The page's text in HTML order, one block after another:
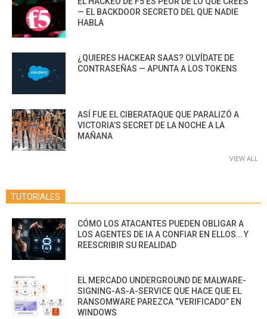
— EL BACKDOOR SECRETO DEL QUE NADIE
HABLA
¿QUIERES HACKEAR SAAS? OLVÍDATE DE
CONTRASEÑAS — APUNTA A LOS TOKENS
ASÍ FUE EL CIBERATAQUE QUE PARALIZÓ A
VICTORIA’S SECRET DE LA NOCHE A LA
MAÑANA
VIEW ALL
TUTORIALES
CÓMO LOS ATACANTES PUEDEN OBLIGAR A
LOS AGENTES DE IA A CONFIAR EN ELLOS… Y
REESCRIBIR SU REALIDAD
EL MERCADO UNDERGROUND DE MALWARE-
SIGNING-AS-A-SERVICE QUE HACE QUE EL
RANSOMWARE PAREZCA “VERIFICADO” EN
WINDOWS